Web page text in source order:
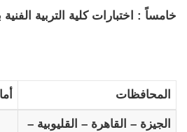
خامساً : اختبارات كلية التربية
المحافظات
الجيزة – القاهرة – القليوبية –